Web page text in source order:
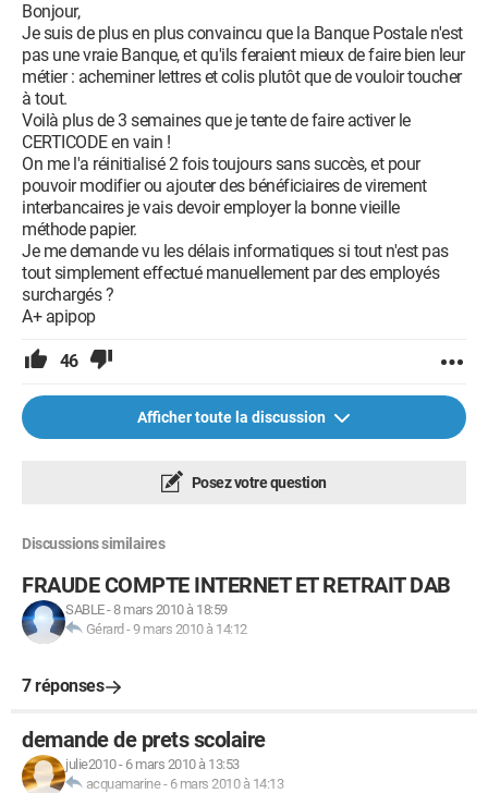
Bonjour,
Je suis de plus en plus convaincu que la Banque Postale n'est
pas une vraie Banque, et qu'ils feraient mieux de faire bien leur
métier : acheminer lettres et colis plutôt que de vouloir toucher
à tout.
Voilà plus de 3 semaines que je tente de faire activer le
CERTICODE en vain !
On me l'a réinitialisé 2 fois toujours sans succès, et pour
pouvoir modifier ou ajouter des bénéficiaires de virement
interbancaires je vais devoir employer la bonne vieille
méthode papier.
Je me demande vu les délais informatiques si tout n'est pas
tout simplement effectué manuellement par des employés
surchargés ?
A+ apipop
46
Afficher toute la discussion
Posez votre question
Discussions similaires
FRAUDE COMPTE INTERNET ET RETRAIT DAB
SABLE-8 mars 2010 à 18:59
Gérard -9 mars 2010 à 14:12
7 réponses
demande de prets scolaire
julie2010- 6 mars 2010 à 13:53
acquamarine- 6 mars 2010 à 14:13